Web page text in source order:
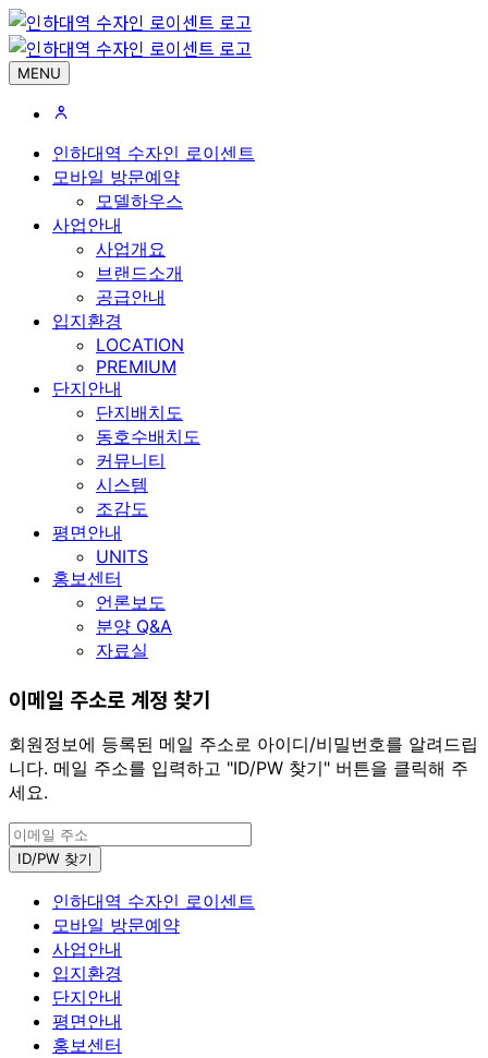
MENU
인하대역 수자인 로이센트
모바일 방문예약
모델하우스
사업안내
사업개요
브랜드소개
공급안내
입지환경
LOCATION
PREMIUM
단지안내
단지배치도
동호수배치도
커뮤니티
시스템
조감도
평면안내
UNITS
홍보센터
언론보도
분양 Q&A
자료실
이메일 주소로 계정 찾기
회원정보에 등록된 메일 주소로 아이디/비밀번호를 알려드립
니다. 메일 주소를 입력하고 "ID/PW 찾기" 버튼을 클릭해 주
세요.
인하대역 수자인 로이센트
모바일 방문예약
사업안내
입지환경
단지안내
평면안내
홍보센터